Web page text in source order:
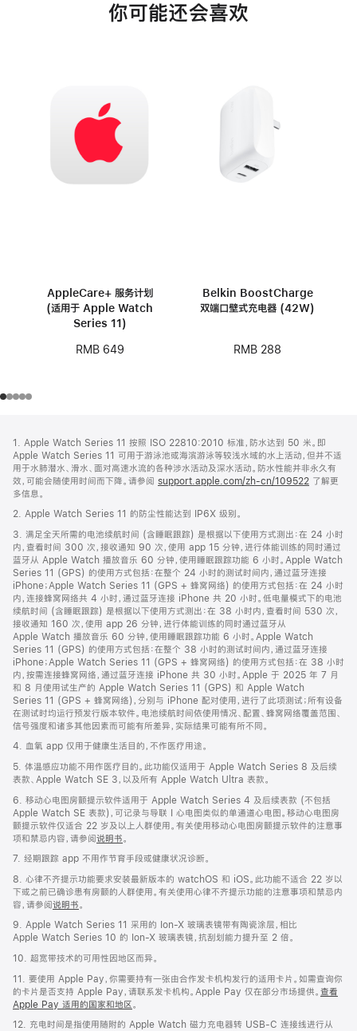
你可能还会喜欢
AppleCare+ 服务计划
(适用于 Apple Watch
Series 11)
RMB 649
Belkin BoostCharge
双端口壁式充电器 (42W)
RMB 288
页
页
脚
注
1. Apple Watch Series 11 按照 ISO 22810:2010 标准，防水达到 50 米。即
Apple Watch Series 11 可用于游泳池或海滨游泳等较浅水域的水上活动，但并不适
用于水肺潜水、滑水、面对高速水流的各种涉水活动及深水活动。防水性能并非永久有
效，可能会随使用时间而下降。请参阅 support.apple.com/zh-cn/109522 了解更
多信息。
2. Apple Watch Series 11 的防尘性能达到 IP6X 级别。
3. 满足全天所需的电池续航时间 (含睡眠跟踪) 是根据以下使用方式测出：在 24 小时
内，查看时间 300 次，接收通知 90 次，使用 app 15 分钟，进行体能训练的同时通过
蓝牙从 Apple Watch 播放音乐 60 分钟，使用睡眠跟踪功能 6 小时。Apple Watch
Series 11 (GPS) 的使用方式包括：在整个 24 小时的测试时间内，通过蓝牙连接
iPhone；Apple Watch Series 11 (GPS + 蜂窝网络) 的使用方式包括：在 24 小时
内，连接蜂窝网络共 4 小时，通过蓝牙连接 iPhone 共 20 小时。低电量模式下的电池
续航时间 (含睡眠跟踪) 是根据以下使用方式测出：在 38 小时内，查看时间 530 次，
接收通知 160 次，使用 app 26 分钟，进行体能训练的同时通过蓝牙从
Apple Watch 播放音乐 60 分钟，使用睡眠跟踪功能 6 小时。Apple Watch
Series 11 (GPS) 的使用方式包括：在整个 38 小时的测试时间内，通过蓝牙连接
iPhone；Apple Watch Series 11 (GPS + 蜂窝网络) 的使用方式包括：在 38 小时
内，按需连接蜂窝网络，通过蓝牙连接 iPhone 共 30 小时。Apple 于 2025 年 7 月
和 8 月使用试生产的 Apple Watch Series 11 (GPS) 和 Apple Watch
Series 11 (GPS + 蜂窝网络)，分别与 iPhone 配对使用，进行了此项测试；所有设备
在测试时均运行预发行版本软件。电池续航时间依使用情况、配置、蜂窝网络覆盖范围、
信号强度和诸多其他因素而可能有所差异，实际结果可能有所不同。
4. 血氧 app 仅用于健康生活目的，不作医疗用途。
5. 体温感应功能不用作医疗目的。此功能仅适用于 Apple Watch Series 8 及后续
表款、Apple Watch SE 3，以及所有 Apple Watch Ultra 表款。
6. 移动心电图房颤提示软件适用于 Apple Watch Series 4 及后续表款 (不包括
Apple Watch SE 表款)，可记录与导联 I 心电图类似的单通道心电图。移动心电图房
颤提示软件仅适合 22 岁及以上人群使用。有关使用移动心电图房颤提示软件的注意事
项和禁忌内容，请参阅说明书。
7. 经期跟踪 app 不用作节育手段或健康状况诊断。
8. 心律不齐提示功能要求安装最新版本的 watchOS 和 iOS。此功能不适合 22 岁以
下或之前已确诊患有房颤的人群使用。有关使用心律不齐提示功能的注意事项和禁忌内
容，请参阅说明书。
9. Apple Watch Series 11 采用的 Ion-X 玻璃表镜带有陶瓷涂层，相比
Apple Watch Series 10 的 Ion-X 玻璃表镜，抗刮划能力提升至 2 倍。
10. 超宽带技术的可用性因地区而异。
11. 要使用 Apple Pay，你需要持有一张由合作发卡机构发行的适用卡片。如需查询你
的卡片是否支持 Apple Pay，请联系发卡机构。Apple Pay 仅在部分市场提供。 查看
Apple Pay 适用的国家和地区。
12. 充电时间是指使用随附的 Apple Watch 磁力充电器转 USB-C 连接线进行从